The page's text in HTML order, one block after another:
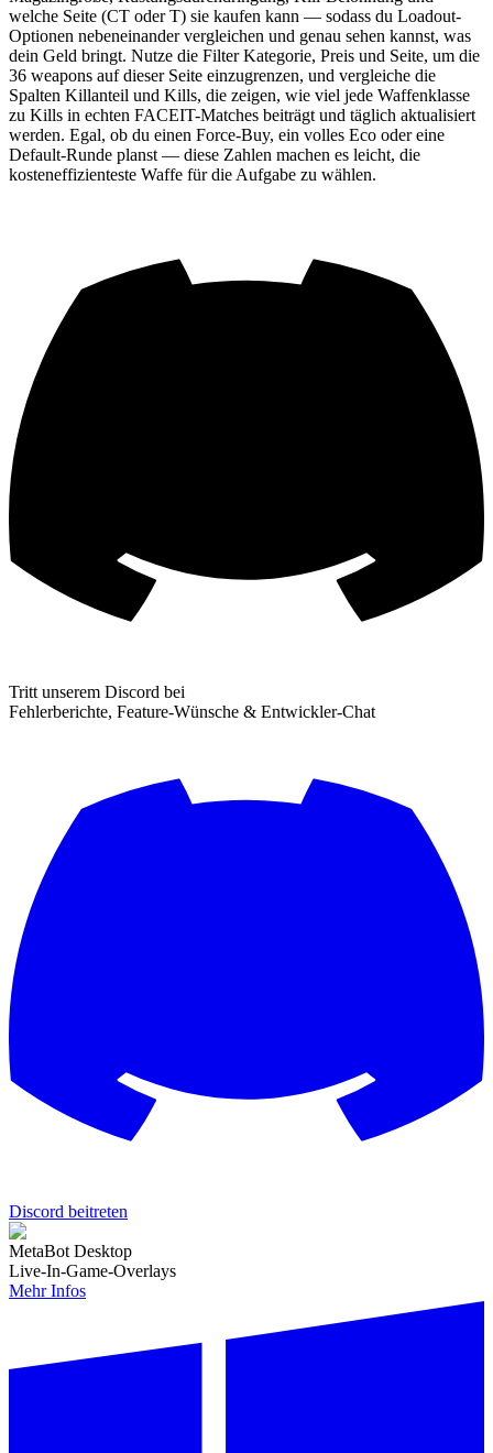
welche Seite (CT oder T) sie kaufen kann — sodass du Loadout-
Optionen nebeneinander vergleichen und genau sehen kannst, was
dein Geld bringt. Nutze die Filter Kategorie, Preis und Seite, um die
36 weapons auf dieser Seite einzugrenzen, und vergleiche die
Spalten Killanteil und Kills, die zeigen, wie viel jede Waffenklasse
zu Kills in echten FACEIT-Matches beiträgt und täglich aktualisiert
werden. Egal, ob du einen Force-Buy, ein volles Eco oder eine
Default-Runde planst — diese Zahlen machen es leicht, die
kosteneffizienteste Waffe für die Aufgabe zu wählen.
Tritt unserem Discord bei
Fehlerberichte, Feature-Wünsche & Entwickler-Chat
Discord beitreten
MetaBot Desktop
Live-In-Game-Overlays
Mehr Infos